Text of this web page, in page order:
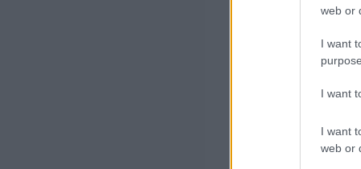
web or
I want
I want
I want
web or